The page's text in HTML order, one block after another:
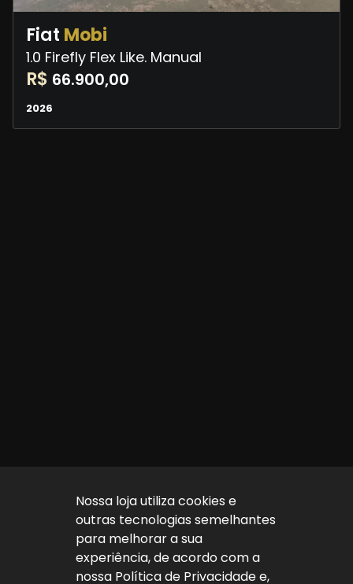
Fiat Mobi
1.0 Firefly Flex Like. Manual
R$ 66.900,00
2026
Nossa loja utiliza cookies e
outras tecnologias semelhantes
para melhorar a sua
experiência, de acordo com a
nossa Política de Privacidade e,